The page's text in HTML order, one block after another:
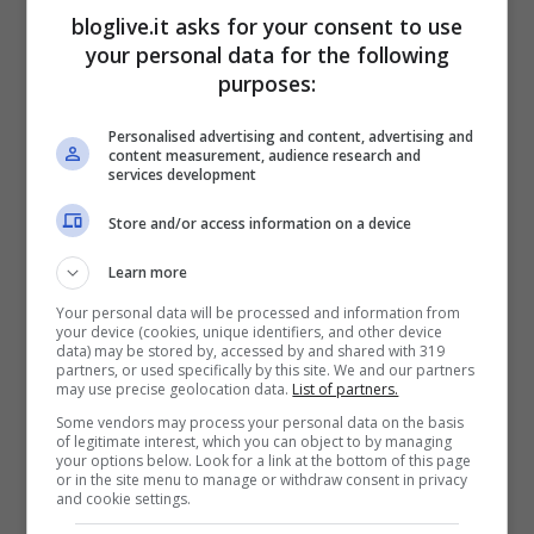
Come avete potuto notare nella classifica
dei 10 piloti più veloci mancano entrambi i
ferraristi. Quello che preoccupa
maggiormente è il ritardo accumulato da
bloglive.it asks for your consent to use
your personal data for the following
purposes:
Personalised advertising and content, advertising and
content measurement, audience research and
services development
Store and/or access information on a device
Learn more
Your personal data will be processed and information from
your device (cookies, unique identifiers, and other device
data) may be stored by, accessed by and shared with 319
partners, or used specifically by this site. We and our partners
may use precise geolocation data. List of partners.
Some vendors may process your personal data on the basis
of legitimate interest, which you can object to by managing
your options below. Look for a link at the bottom of this page
or in the site menu to manage or withdraw consent in privacy
and cookie settings.